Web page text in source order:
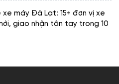
xe máy Đà Lạt: 15+ đơn vị xe
giao nhận tận tay trong 10